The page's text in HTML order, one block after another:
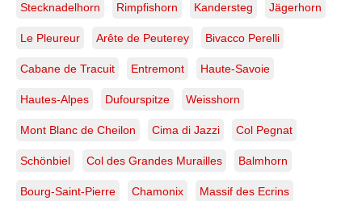
Stecknadelhorn Rimpfishorn Kandersteg Jägerhorn
Le Pleureur Arête de Peuterey Bivacco Perelli
Cabane de Tracuit Entremont Haute-Savoie
Hautes-Alpes Dufourspitze Weisshorn
Mont Blanc de Cheilon Cima di Jazzi Col Pegnat
Schönbiel Col des Grandes Murailles Balmhorn
Bourg-Saint-Pierre Chamonix Massif des Ecrins